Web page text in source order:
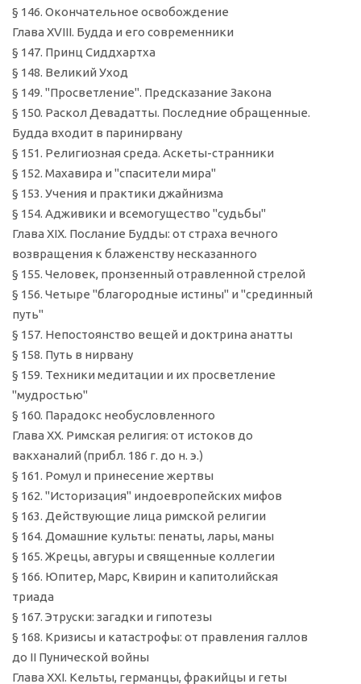
§ 146. Окончательное освобождение
Глава XVIII. Будда и его современники
§ 147. Принц Сиддхартха
§ 148. Великий Уход
§ 149. "Просветление". Предсказание Закона
§ 150. Раскол Девадатты. Последние обращенные.
Будда входит в паринирвану
§ 151. Религиозная среда. Аскеты-странники
§ 152. Махавира и "спасители мира"
§ 153. Учения и практики джайнизма
§ 154. Адживики и всемогущество "судьбы"
Глава XIX. Послание Будды: от страха вечного
возвращения к блаженству несказанного
§ 155. Человек, пронзенный отравленной стрелой
§ 156. Четыре "благородные истины" и "срединный
путь"
§ 157. Непостоянство вещей и доктрина анатты
§ 158. Путь в нирвану
§ 159. Техники медитации и их просветление
"мудростью"
§ 160. Парадокс необусловленного
Глава XX. Римская религия: от истоков до
вакханалий (прибл. 186 г. до н. э.)
§ 161. Ромул и принесение жертвы
§ 162. "Историзация" индоевропейских мифов
§ 163. Действующие лица римской религии
§ 164. Домашние культы: пенаты, лары, маны
§ 165. Жрецы, авгуры и священные коллегии
§ 166. Юпитер, Марс, Квирин и капитолийская
триада
§ 167. Этруски: загадки и гипотезы
§ 168. Кризисы и катастрофы: от правления галлов
до II Пунической войны
Глава XXI. Кельты, германцы, фракийцы и геты